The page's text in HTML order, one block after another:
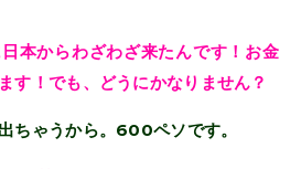
本からわざわざ来たんです！お金
す！でも、どうにかなりません？
ちゃうから。600ペソです。